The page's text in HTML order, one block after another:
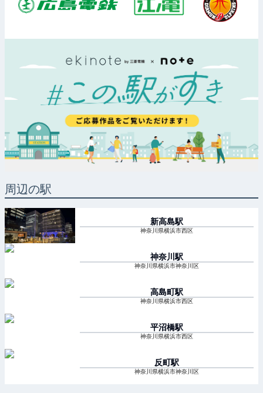
周辺の駅
新高島駅
神奈川県横浜市西区
神奈川 駅
神奈川県横浜市神奈川区
高島町駅
神奈川県横浜市西区
平沼橋駅
神奈川県横浜市西区
反町駅
神奈川県横浜市神奈川区